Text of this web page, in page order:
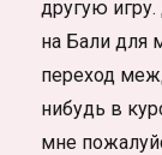
другую
на Бали для
переход
нибудь в
мне